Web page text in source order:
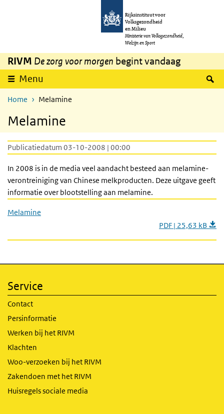
Overslaan en naar de inhoud gaan
Rijksinstituut voor
Volksgezondheid
en Milieu
Ministerie van Volksgezondheid,
Welzijn en Sport
RIVM De zorg voor morgen begint vandaag
Menu
Home Melamine
Melamine
Publicatiedatum 03-10-2008 | 00:00
In 2008 is in de media veel aandacht besteed aan melamine-
verontreiniging van Chinese melkproducten. Deze uitgave geeft
informatie over blootstelling aan melamine.
Melamine
PDF | 25,63 kB
Service
Contact
Persinformatie
Werken bij het RIVM
Klachten
Woo-verzoeken bij het RIVM
Zakendoen met het RIVM
Huisregels sociale media